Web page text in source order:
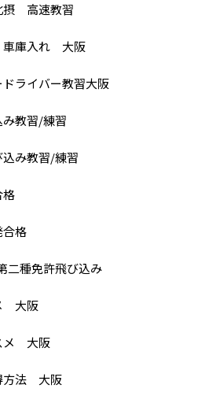
摂 高速教習
車庫入れ 大阪
ライバー教習大阪
教習/練習
み教習/練習
格
合格
二種免許飛び込み
大阪
メ 大阪
方法 大阪